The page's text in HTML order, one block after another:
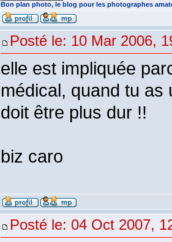
Bon plan photo, le blog pour les photographes
Posté le: 10 Mar 2006,
elle est impliquée
médical, quand tu as
doit être plus dur !!
biz caro
Posté le: 04 Oct 2007,